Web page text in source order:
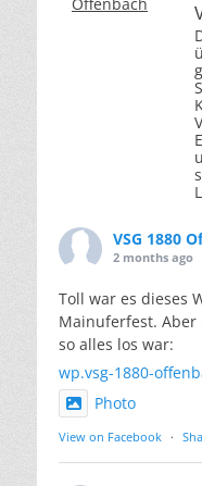
VSG 1880
2 months ago
Toll war es dieses
Mainuferfest. Aber
so alles los war:
wp.vsg-1880-
Photo
View on Facebook ·